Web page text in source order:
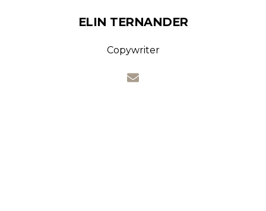
ELIN TERNANDER
Copywriter